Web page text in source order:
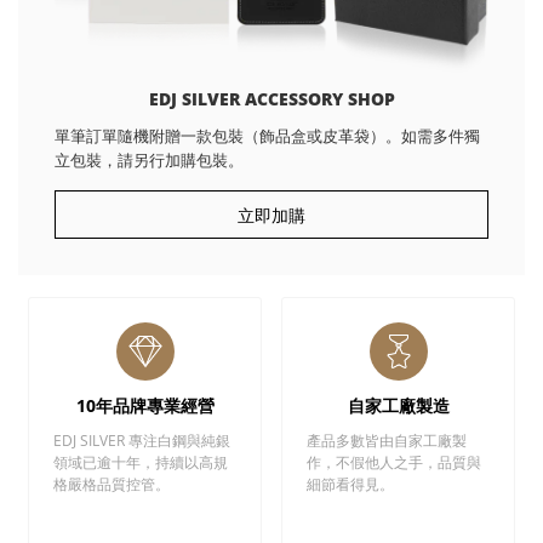
EDJ SILVER ACCESSORY SHOP
單筆訂單隨機附贈一款包裝（飾品盒或皮革袋）。如需多件獨
立包裝，請另行加購包裝。
立即加購
10年品牌專業經營
EDJ SILVER 專注白鋼與純銀
領域已逾十年，持續以高規
格嚴格品質控管。
自家工廠製造
產品多數皆由自家工廠製
作，不假他人之手，品質與
細節看得見。